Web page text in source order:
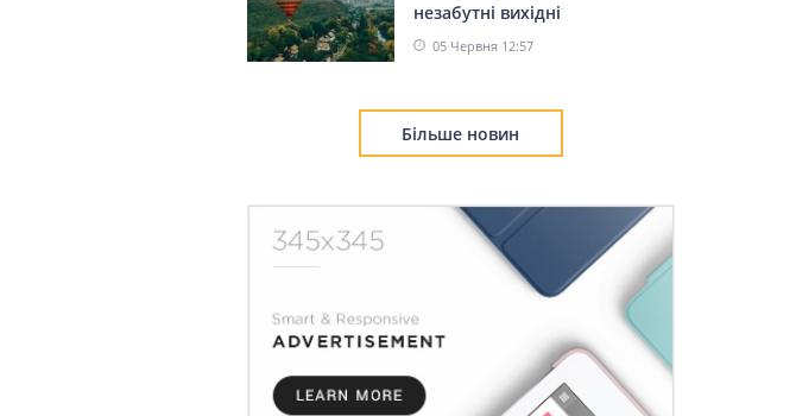
незабутні вихідні
05 Червня 12:57
Більше новин